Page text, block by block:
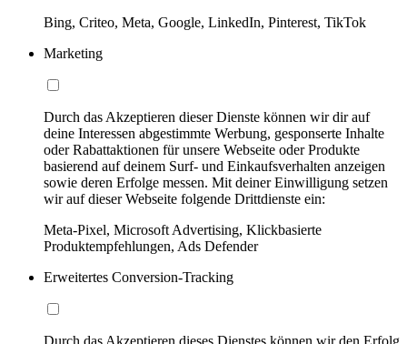
Bing, Criteo, Meta, Google, LinkedIn, Pinterest, TikTok
Marketing
Durch das Akzeptieren dieser Dienste können wir dir auf
deine Interessen abgestimmte Werbung, gesponserte Inhalte
oder Rabattaktionen für unsere Webseite oder Produkte
basierend auf deinem Surf- und Einkaufsverhalten anzeigen
sowie deren Erfolge messen. Mit deiner Einwilligung setzen
wir auf dieser Webseite folgende Drittdienste ein:
Meta-Pixel, Microsoft Advertising, Klickbasierte
Produktempfehlungen, Ads Defender
Erweitertes Conversion-Tracking
Durch das Akzeptieren dieses Dienstes können wir den Erfolg